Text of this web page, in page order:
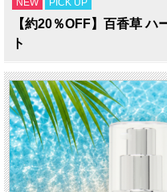
NEW PICK UP
【約20％OFF】百香草
ト